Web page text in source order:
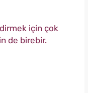
için çok
de birebir.